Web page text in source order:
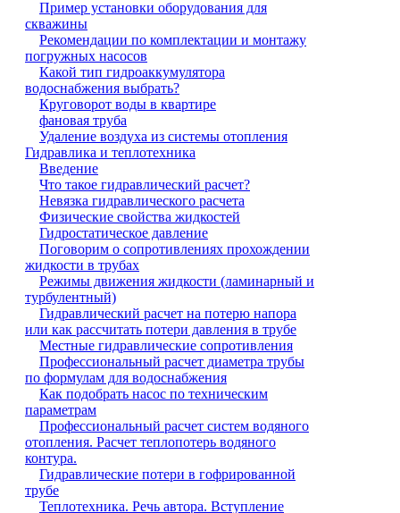
Пример установки оборудования для
скважины
Рекомендации по комплектации и монтажу
погружных насосов
Какой тип гидроаккумулятора
водоснабжения выбрать?
Круговорот воды в квартире
фановая труба
Удаление воздуха из системы отопления
Гидравлика и теплотехника
Введение
Что такое гидравлический расчет?
Невязка гидравлического расчета
Физические свойства жидкостей
Гидростатическое давление
Поговорим о сопротивлениях прохождении
жидкости в трубах
Режимы движения жидкости (ламинарный и
турбулентный)
Гидравлический расчет на потерю напора
или как рассчитать потери давления в трубе
Местные гидравлические сопротивления
Профессиональный расчет диаметра трубы
по формулам для водоснабжения
Как подобрать насос по техническим
параметрам
Профессиональный расчет систем водяного
отопления. Расчет теплопотерь водяного
контура.
Гидравлические потери в гофрированной
трубе
Теплотехника. Речь автора. Вступление